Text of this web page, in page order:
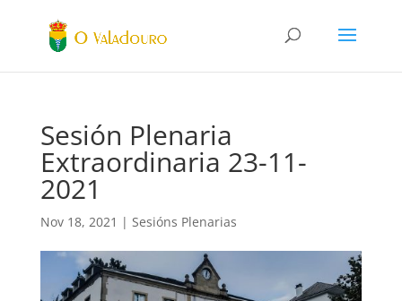
Sesión Plenaria
Extraordinaria 23-11-
2021
Nov 18, 2021 | Sesións Plenarias